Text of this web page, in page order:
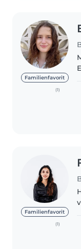
Familienfavorit
(1)
Familienfavorit
(1)